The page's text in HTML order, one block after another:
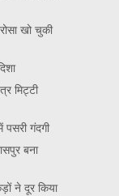
खो चुकी
मिट्टी
गंदगी
बना
ने दूर किया